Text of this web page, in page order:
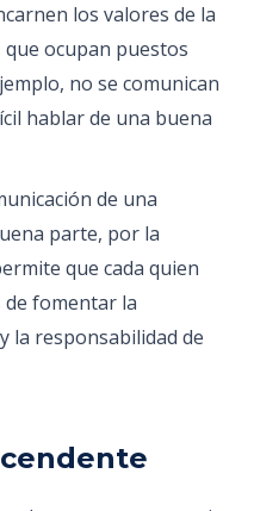
los valores de la
que ocupan puestos
no se comunican
hablar de una buena
de una
parte, por la
que cada quien
de fomentar la
la responsabilidad de